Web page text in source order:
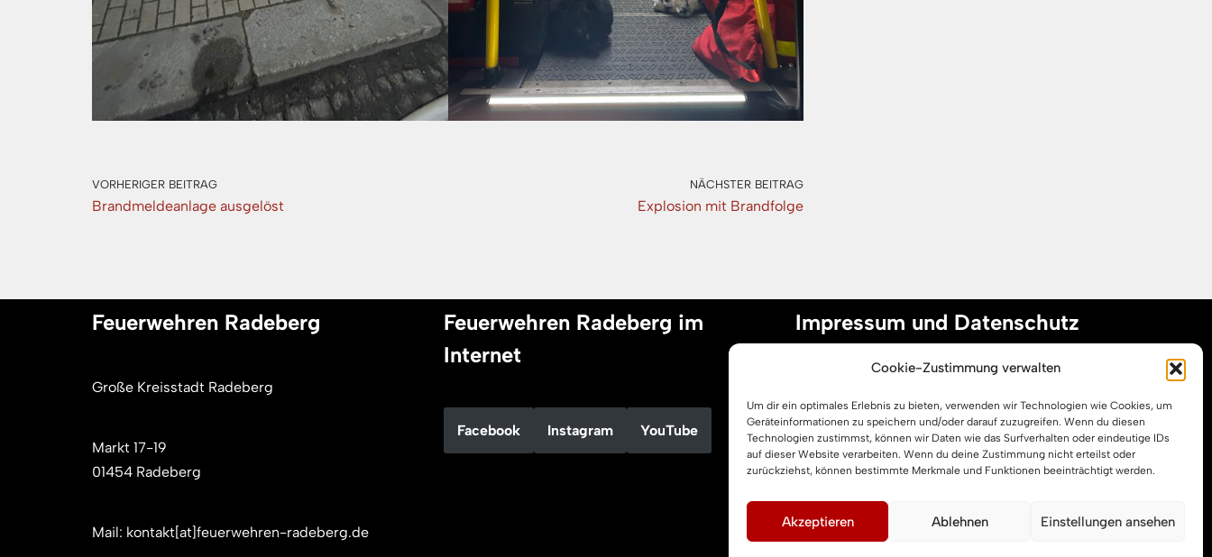
Cookie-Zustimmung verwalten
Um dir ein optimales Erlebnis zu bieten, verwenden wir Technologien wie Cookies, um
Geräteinformationen zu speichern und/oder darauf zuzugreifen. Wenn du diesen
Technologien zustimmst, können wir Daten wie das Surfverhalten oder eindeutige IDs
auf dieser Website verarbeiten. Wenn du deine Zustimmung nicht erteilst oder
zurückziehst, können bestimmte Merkmale und Funktionen beeinträchtigt werden.
Akzeptieren Ablehnen Einstellungen ansehen
VORHERIGER BEITRAG
Brandmeldeanlage ausgelöst
NÄCHSTER BEITRAG
Explosion mit Brandfolge
Feuerwehren Radeberg
Große Kreisstadt Radeberg
Markt 17-19
01454 Radeberg
Mail: kontakt[at]feuerwehren-radeberg.de
Feuerwehren Radeberg im
Internet
Facebook Instagram YouTube
Impressum und Datenschutz
Datenschutzerklärung
Cookie-Richtlinie (EU)